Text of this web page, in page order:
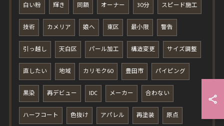
白い粉 輝き 同額 オーナー 30分 スピード施工
技術 カメリア 娘へ 東区 最小限 警告
引っ越し 天白区 パール加工 構造変更 サイズ調整
直したい 地域 カリモク60 豊田市 パイピング
黒染 再デビュー IDC メーカー 合わない
ハーフコート 色抜け アパレル 再塗装 原点